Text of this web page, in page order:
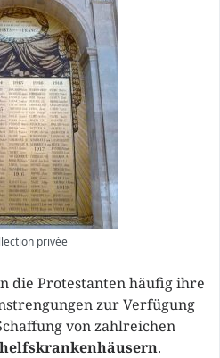
privée
die Protestanten häufig ihre
zur Verfügung
von zahlreichen
.